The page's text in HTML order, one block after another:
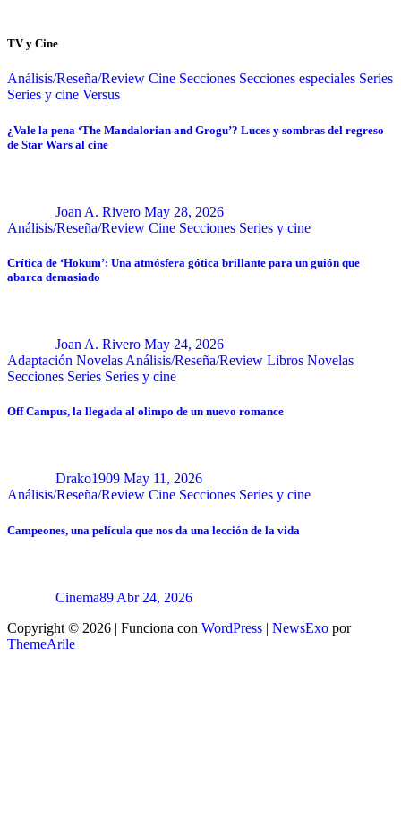
TV y Cine
Análisis/Reseña/Review Cine Secciones Secciones especiales Series
Series y cine Versus
¿Vale la pena ‘The Mandalorian and Grogu’? Luces y sombras del regreso
de Star Wars al cine
Joan A. Rivero May 28, 2026
Análisis/Reseña/Review Cine Secciones Series y cine
Crítica de ‘Hokum’: Una atmósfera gótica brillante para un guión que
abarca demasiado
Joan A. Rivero May 24, 2026
Adaptación Novelas Análisis/Reseña/Review Libros Novelas
Secciones Series Series y cine
Off Campus, la llegada al olimpo de un nuevo romance
Drako1909 May 11, 2026
Análisis/Reseña/Review Cine Secciones Series y cine
Campeones, una película que nos da una lección de la vida
Cinema89 Abr 24, 2026
Copyright © 2026 | Funciona con WordPress | NewsExo por
ThemeArile